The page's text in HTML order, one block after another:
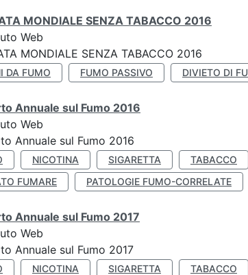
MONDIALE SENZA TABACCO 2016
Web
MONDIALE SENZA TABACCO 2016
DA FUMO FUMO PASSIVO DIVIETO DI
Annuale sul Fumo 2016
Web
Annuale sul Fumo 2016
NICOTINA SIGARETTA TABACCO
FUMARE
PATOLOGIE FUMO-CORRELATE
Annuale sul Fumo 2017
Web
Annuale sul Fumo 2017
NICOTINA SIGARETTA TABACCO